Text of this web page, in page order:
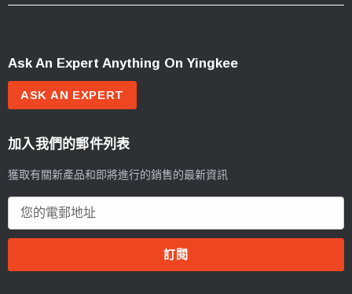
Ask An Expert Anything On Yingkee
ASK AN EXPERT
加入我們的郵件列表
獲取有關新產品和即將進行的銷售的最新資訊
郵